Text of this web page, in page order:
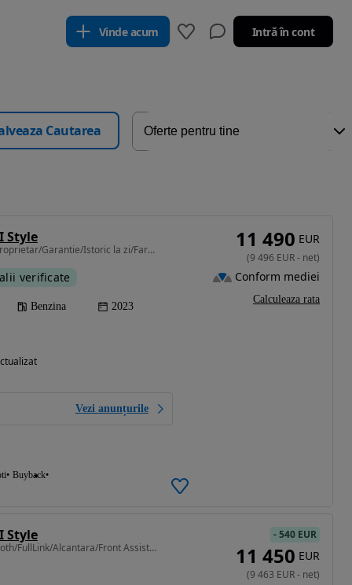
Vinde acum Intră în cont
Cautarea
Style
999 cm3 • 95 CP • Unic Proprietar/Garantie/Istoric la zi/Faruri LED/TVA Inclus
verificate
Benzina 2023
Vezi anunțurile
Buyback
11 490 EUR
(9 496 EUR- net)
Conform mediei
Calculeaza rata
Style
999 cm3 • 95 CP • Bluetooth/FullLink/Alcantara/Front Assist/Tva/Leasing -Rate FARA AVANS
-540 EUR
11 450 EUR
(9 463 EUR- net)